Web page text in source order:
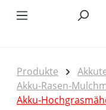
Produkte
Akku-Rasen-
Akku-